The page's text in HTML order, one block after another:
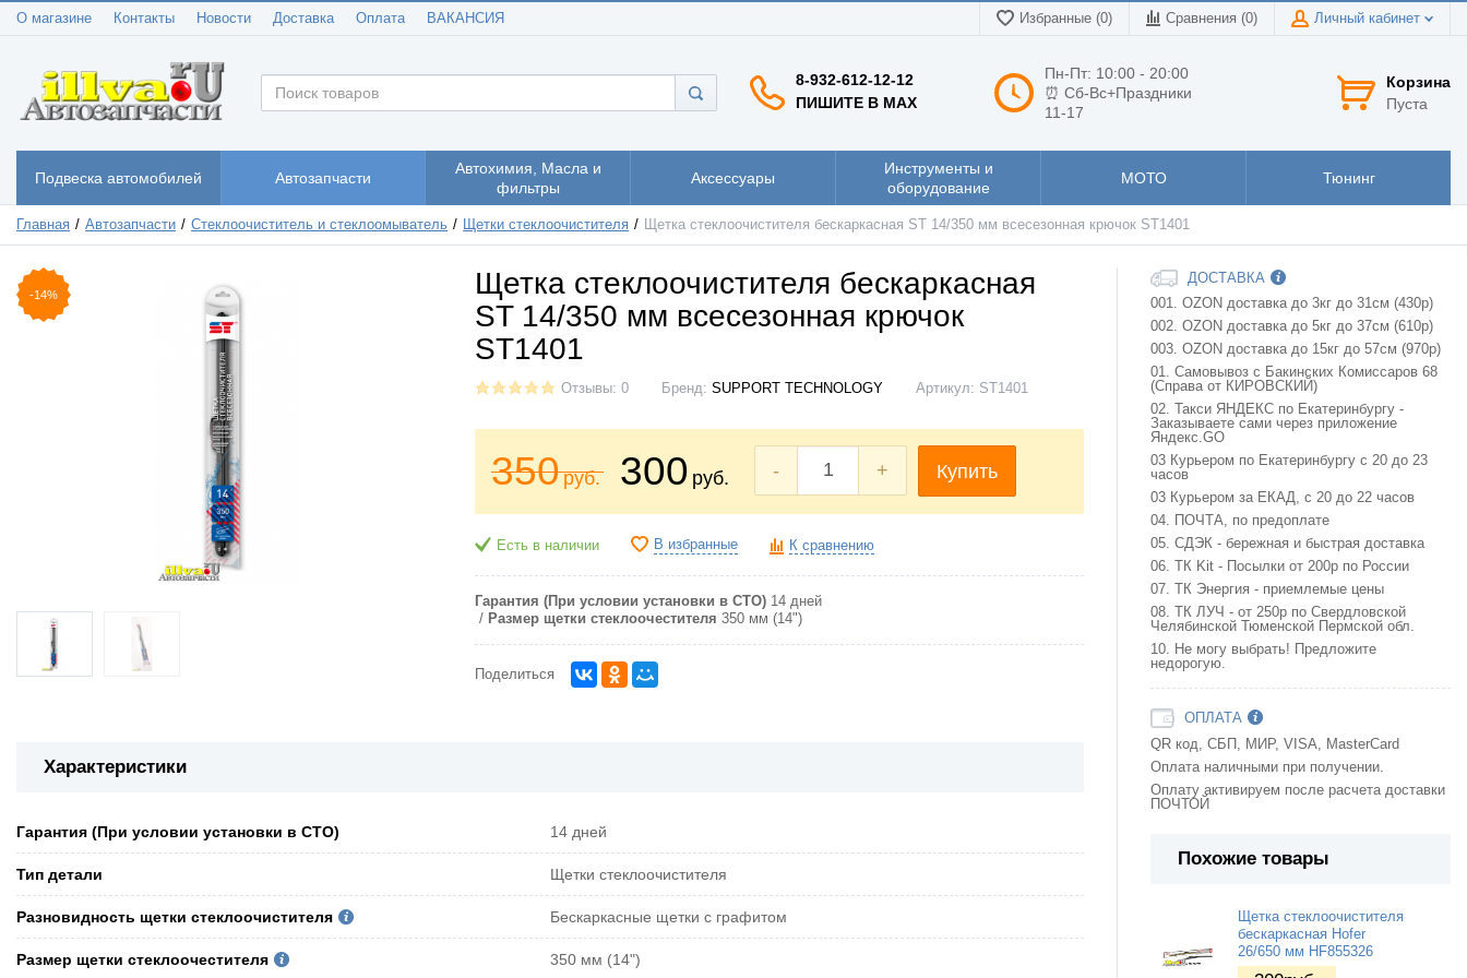
О магазине Контакты Новости Доставка Оплата ВАКАНСИЯ Избранные (0) Сравнения (0) Личный кабинет
8-932-612-12-12
ПИШИТЕ В MAX
Пн-Пт: 10:00 - 20:00
⏰ Сб-Вс+Праздники
11-17
Корзина
Пуста
Подвеска автомобилей Автозапчасти
Автохимия, Масла и
фильтры
Аксессуары
Инструменты и
оборудование
МОТО Тюнинг
Главная Автозапчасти Стеклоочиститель и стеклоомыватель Щетки стеклоочистителя Щетка стеклоочистителя бескаркасная ST 14/350 мм всесезонная крючок ST1401
-14%
Щетка стеклоочистителя бескаркасная
ST 14/350 мм всесезонная крючок
ST1401
Отзывы: 0 Бренд: SUPPORT TECHNOLOGY Артикул: ST1401
350руб. 300 руб. - + Купить
Есть в наличии В избранные К сравнению
Гарантия (При условии установки в СТО) 14 дней
Размер щетки стеклоочестителя 350 мм (14")
Поделиться
Характеристики
Гарантия (При условии установки в СТО) 14 дней
Тип детали Щетки стеклоочистителя
Разновидность щетки стеклоочистителя Бескаркасные щетки с графитом
Размер щетки стеклоочестителя 350 мм (14")
ДОСТАВКА
001. OZON доставка до 3кг до 31см (430р)
002. OZON доставка до 5кг до 37см (610р)
003. OZON доставка до 15кг до 57см (970р)
01. Самовывоз с Бакинских Комиссаров 68
(Справа от КИРОВСКИЙ)
02. Такси ЯНДЕКС по Екатеринбургу -
Заказываете сами через приложение
Яндекс.GO
03 Курьером по Екатеринбургу с 20 до 23
часов
03 Курьером за ЕКАД, с 20 до 22 часов
04. ПОЧТА, по предоплате
05. СДЭК - бережная и быстрая доставка
06. ТК Kit - Посылки от 200р по России
07. ТК Энергия - приемлемые цены
08. ТК ЛУЧ - от 250р по Свердловской
Челябинской Тюменской Пермской обл.
10. Не могу выбрать! Предложите
недорогую.
ОПЛАТА
QR код, СБП, МИР, VISA, MasterCard
Оплата наличными при получении.
Оплату активируем после расчета доставки
ПОЧТОЙ
Похожие товары
Щетка стеклоочистителя
бескаркасная Hofer
26/650 мм HF855326